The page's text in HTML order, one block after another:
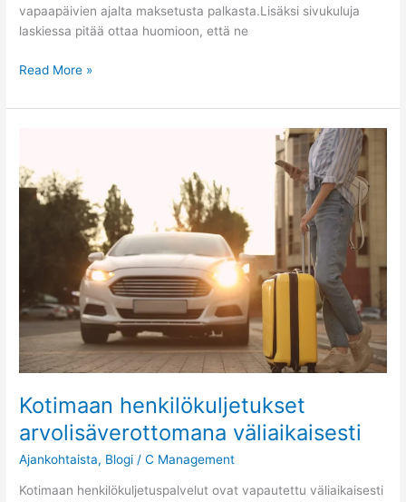
vapaapäivien ajalta maksetusta palkasta.Lisäksi sivukuluja
laskiessa pitää ottaa huomioon, että ne
Read More »
Kotimaan henkilökuljetukset
arvolisäverottomana väliaikaisesti
Ajankohtaista, Blogi /C Management
Kotimaan henkilökuljetuspalvelut ovat vapautettu väliaikaisesti
arvolisäverottomana
väliaikaisesti